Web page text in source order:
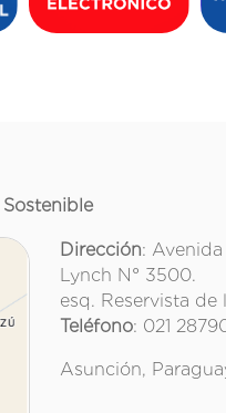
Dirección:
Lynch N° 3500.
esq. Reservista de
Teléfono: 021
Asunción,